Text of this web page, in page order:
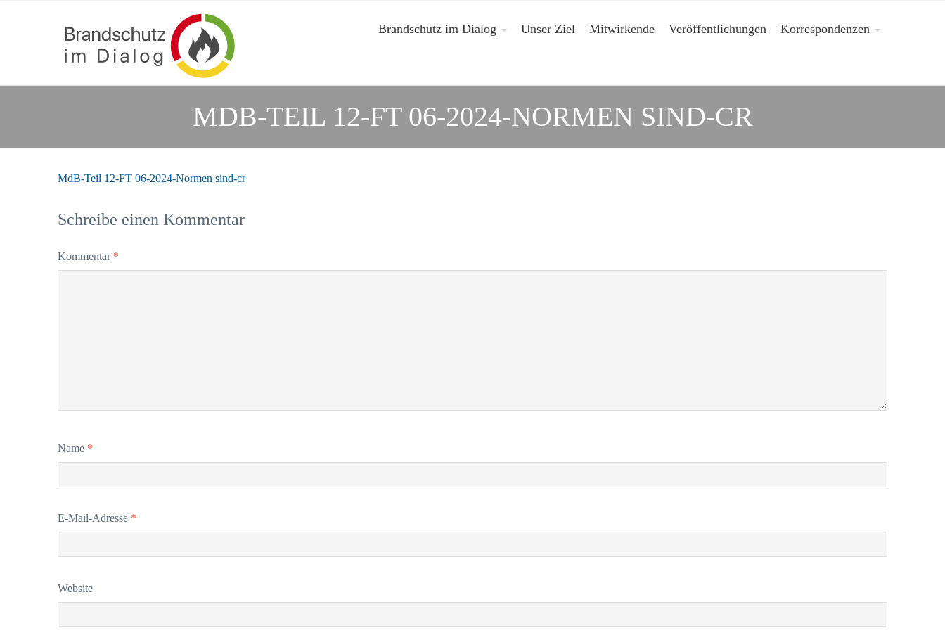
Brandschutz im Dialog Unser Ziel Mitwirkende Veröffentlichungen Korrespondenzen
MDB-TEIL 12-FT 06-2024-NORMEN SIND-CR
MdB-Teil 12-FT 06-2024-Normen sind-cr
Schreibe einen Kommentar
Kommentar *
Name *
E-Mail-Adresse *
Website